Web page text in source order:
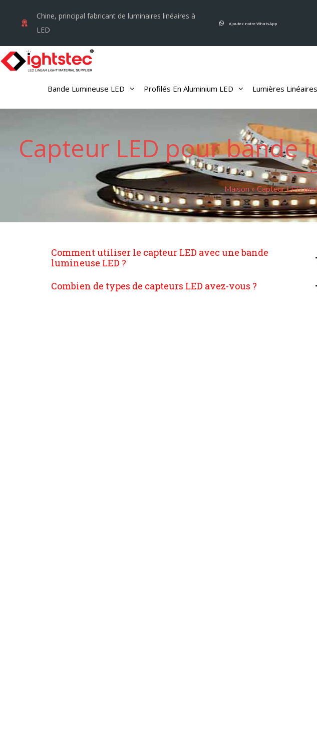
Chine, principal fabricant de luminaires linéaires à
LED
Ajoutez notre WhatsApp
Bande Lumineuse LED Profilés En Aluminium LED Lumières
Capteur LED pour bande
Maison»Capteur LED
Comment utiliser le capteur LED avec une bande
lumineuse LED ?
Combien de types de capteurs LED avez-vous ?